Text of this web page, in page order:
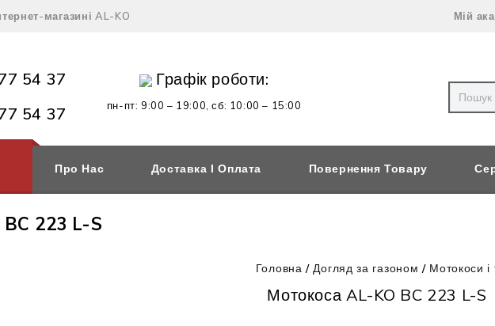
магазині AL-KO Мій
54 37
54 37
Графік роботи:
пн-пт: 9:00 – 19:00,сб: 10:00 – 15:00
Про Нас Доставка І Оплата Повернення Товару
223 L-S
Головна /Догляд за газоном / Мотокоси
Мотокоса AL-KO BC 223 L-S